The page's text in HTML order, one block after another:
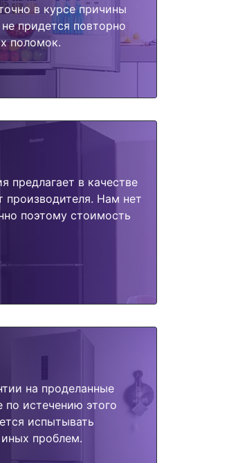
в курсе причины
придется повторно
поломок.
предлагает в качестве
производителя. Нам нет
поэтому стоимость
на проделанные
по истечению этого
испытывать
проблем.